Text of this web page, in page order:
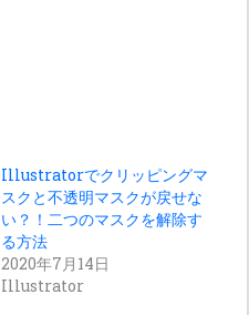
Illustratorでクリッピングマ
スクと不透明マスクが戻せな
い？！二つのマスクを解除す
る方法
2020年7月14日
Illustrator